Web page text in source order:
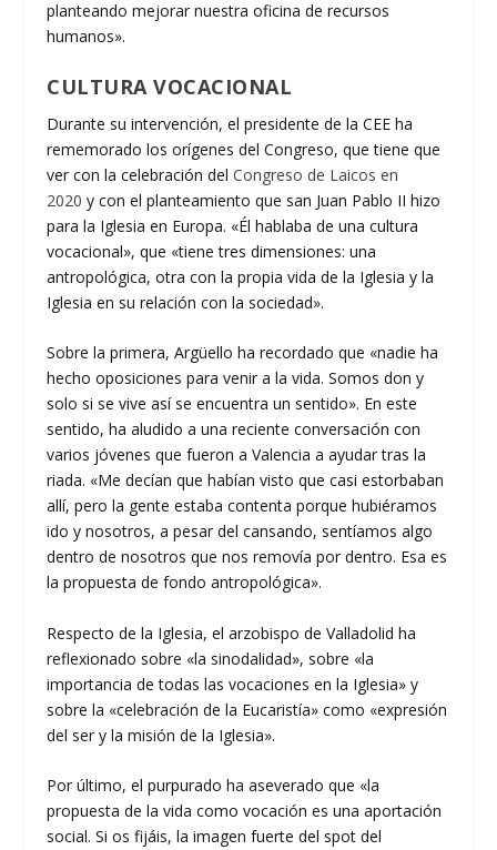
planteando mejorar nuestra oficina de recursos
humanos».
CULTURA VOCACIONAL
Durante su intervención, el presidente de la CEE ha
rememorado los orígenes del Congreso, que tiene que
ver con la celebración delCongreso de Laicos en
2020 y con el planteamiento que san Juan Pablo II hizo
para la Iglesia en Europa. «Él hablaba de una cultura
vocacional», que «tiene tres dimensiones: una
antropológica, otra con la propia vida de la Iglesia y la
Iglesia en su relación con la sociedad».
Sobre la primera, Argüello ha recordado que «nadie ha
hecho oposiciones para venir a la vida. Somos don y
solo si se vive así se encuentra un sentido». En este
sentido, ha aludido a una reciente conversación con
varios jóvenes que fueron a Valencia a ayudar tras la
riada. «Me decían que habían visto que casi estorbaban
allí, pero la gente estaba contenta porque hubiéramos
ido y nosotros, a pesar del cansando, sentíamos algo
dentro de nosotros que nos removía por dentro. Esa es
la propuesta de fondo antropológica».
Respecto de la Iglesia, el arzobispo de Valladolid ha
reflexionado sobre «la sinodalidad», sobre «la
importancia de todas las vocaciones en la Iglesia» y
sobre la «celebración de la Eucaristía» como «expresión
del ser y la misión de la Iglesia».
Por último, el purpurado ha aseverado que «la
propuesta de la vida como vocación es una aportación
social. Si os fijáis, la imagen fuerte del spot del